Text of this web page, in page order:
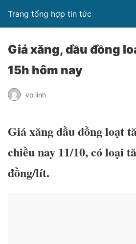
Trang tổng hợp tin tức
Giá xăng, dầu đồng
15h hôm nay
vo linh
Giá xăng dầu đồng loạt
chiều nay 11/10, có loại
đồng/lít.